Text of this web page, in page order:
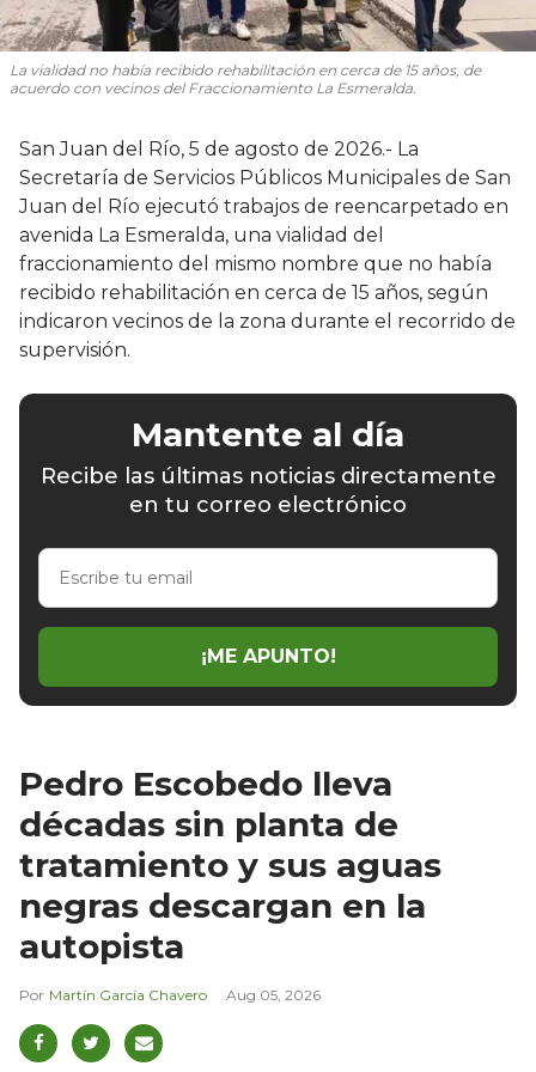
La vialidad no había recibido rehabilitación en cerca de 15 años, de
acuerdo con vecinos del Fraccionamiento La Esmeralda.
San Juan del Río, 5 de agosto de 2026.- La
Secretaría de Servicios Públicos Municipales de San
Juan del Río ejecutó trabajos de reencarpetado en
avenida La Esmeralda, una vialidad del
fraccionamiento del mismo nombre que no había
recibido rehabilitación en cerca de 15 años, según
indicaron vecinos de la zona durante el recorrido de
supervisión.
Mantente al día
Recibe las últimas noticias directamente
en tu correo electrónico
Escribe
email
¡ME APUNTO!
Pedro Escobedo lleva
décadas sin planta de
tratamiento y sus aguas
negras descargan en la
autopista
Martín García Chavero Aug 05, 2026